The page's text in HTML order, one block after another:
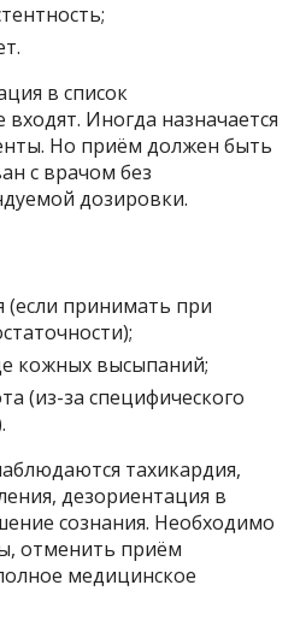
в список
Иногда назначается
Но приём должен быть
с врачом без
дозировки.
(если принимать при
кожных высыпаний;
(из-за специфического
тахикардия,
дезориентация в
сознания. Необходимо
отменить приём
медицинское